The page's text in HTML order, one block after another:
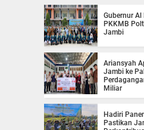
Gubernur Al
PKKMB
Jambi
Ariansyah
Jambi ke
Miliar
Hadiri
Pastikan